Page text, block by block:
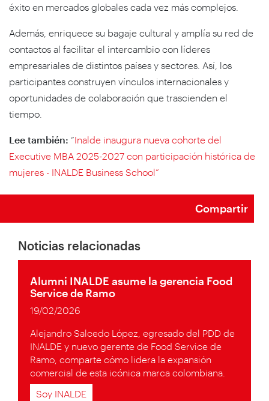
éxito en mercados globales cada vez más complejos.
Además, enriquece su bagaje cultural y amplía su red de
contactos al facilitar el intercambio con líderes
empresariales de distintos países y sectores. Así, los
participantes construyen vínculos internacionales y
oportunidades de colaboración que trascienden el
tiempo.
Lee también: “Inalde inaugura nueva cohorte del
Executive MBA 2025-2027 con participación histórica de
mujeres - INALDE Business School”
Compartir
Noticias relacionadas
Alumni INALDE asume la gerencia Food
Service de Ramo
19/02/2026
Alejandro Salcedo López, egresado del PDD de
INALDE y nuevo gerente de Food Service de
Ramo, comparte cómo lidera la expansión
comercial de esta icónica marca colombiana.
Soy INALDE